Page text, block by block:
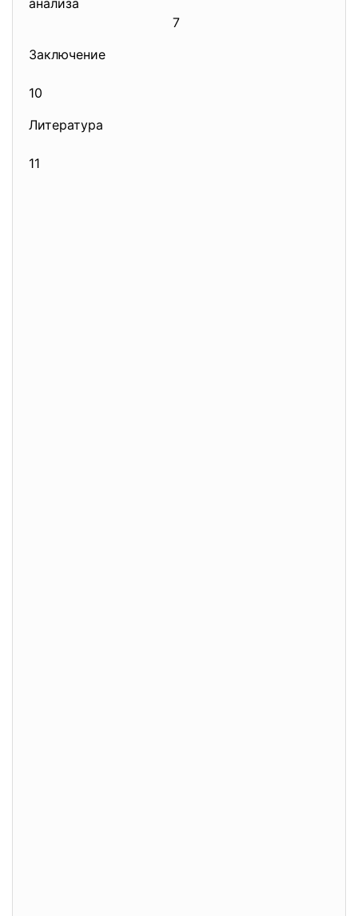
анализа
7
Заключение
10
Литература
11